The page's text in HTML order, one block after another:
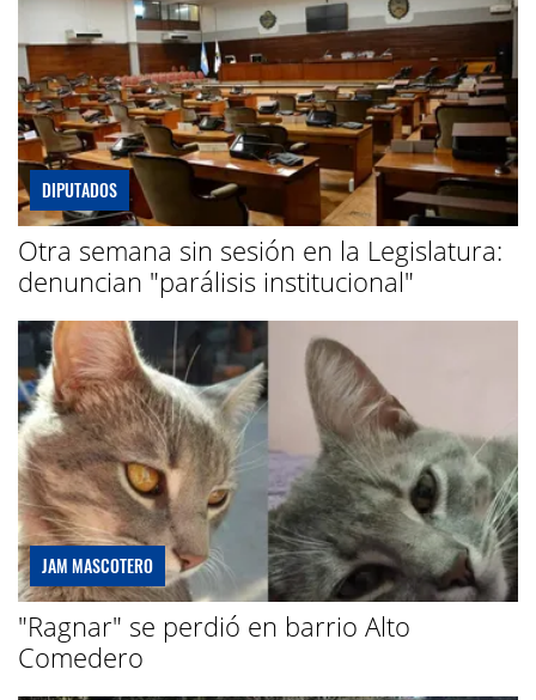
DIPUTADOS
Otra semana sin sesión en la Legislatura:
denuncian "parálisis institucional"
JAM MASCOTERO
"Ragnar" se perdió en barrio Alto
Comedero